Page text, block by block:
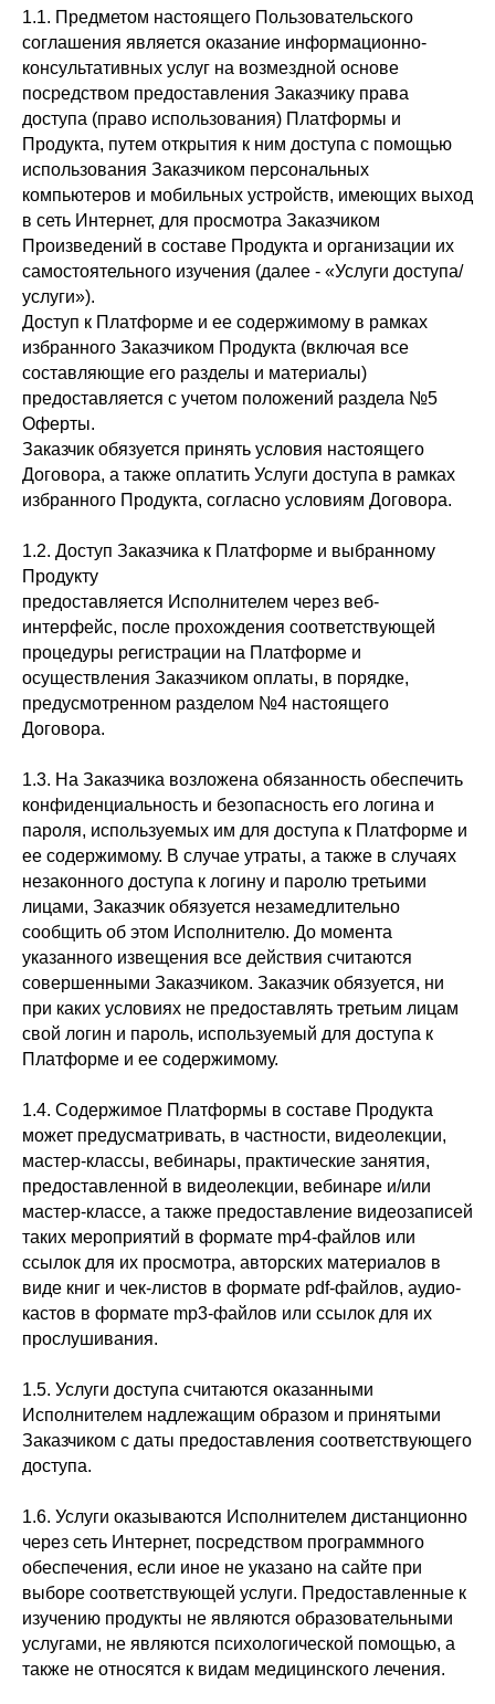
1.1. Предметом настоящего Пользовательского
соглашения является оказание информационно-
консультативных услуг на возмездной основе
посредством предоставления Заказчику права
доступа (право использования) Платформы и
Продукта, путем открытия к ним доступа с помощью
использования Заказчиком персональных
компьютеров и мобильных устройств, имеющих выход
в сеть Интернет, для просмотра Заказчиком
Произведений в составе Продукта и организации их
самостоятельного изучения (далее - «Услуги доступа/
услуги»).
Доступ к Платформе и ее содержимому в рамках
избранного Заказчиком Продукта (включая все
составляющие его разделы и материалы)
предоставляется с учетом положений раздела №5
Оферты.
Заказчик обязуется принять условия настоящего
Договора, а также оплатить Услуги доступа в рамках
избранного Продукта, согласно условиям Договора.
1.2. Доступ Заказчика к Платформе и выбранному
Продукту
предоставляется Исполнителем через веб-
интерфейс, после прохождения соответствующей
процедуры регистрации на Платформе и
осуществления Заказчиком оплаты, в порядке,
предусмотренном разделом №4 настоящего
Договора.
1.3. На Заказчика возложена обязанность обеспечить
конфиденциальность и безопасность его логина и
пароля, используемых им для доступа к Платформе и
ее содержимому. В случае утраты, а также в случаях
незаконного доступа к логину и паролю третьими
лицами, Заказчик обязуется незамедлительно
сообщить об этом Исполнителю. До момента
указанного извещения все действия считаются
совершенными Заказчиком. Заказчик обязуется, ни
при каких условиях не предоставлять третьим лицам
свой логин и пароль, используемый для доступа к
Платформе и ее содержимому.
1.4. Содержимое Платформы в составе Продукта
может предусматривать, в частности, видеолекции,
мастер-классы, вебинары, практические занятия,
предоставленной в видеолекции, вебинаре и/или
мастер-классе, а также предоставление видеозаписей
таких мероприятий в формате mp4-файлов или
ссылок для их просмотра, авторских материалов в
виде книг и чек-листов в формате pdf-файлов, аудио-
кастов в формате mp3-файлов или ссылок для их
прослушивания.
1.5. Услуги доступа считаются оказанными
Исполнителем надлежащим образом и принятыми
Заказчиком с даты предоставления соответствующего
доступа.
1.6. Услуги оказываются Исполнителем дистанционно
через сеть Интернет, посредством программного
обеспечения, если иное не указано на сайте при
выборе соответствующей услуги. Предоставленные к
изучению продукты не являются образовательными
услугами, не являются психологической помощью, а
также не относятся к видам медицинского лечения.